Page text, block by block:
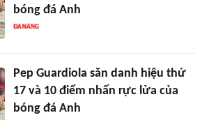
bóng đá Anh
Pep Guardiola săn danh hiệu thứ
17 và 10 điểm nhấn rực lửa của
bóng đá Anh